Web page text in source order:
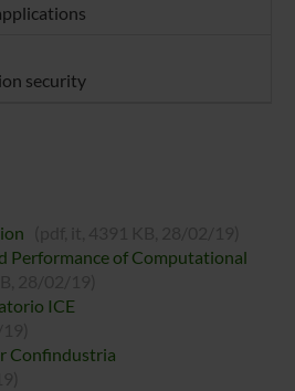
security
Performance of Computational
ICE
Confindustria